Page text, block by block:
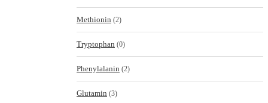
Methionin (2)
Tryptophan (0)
Phenylalanin (2)
Glutamin (3)